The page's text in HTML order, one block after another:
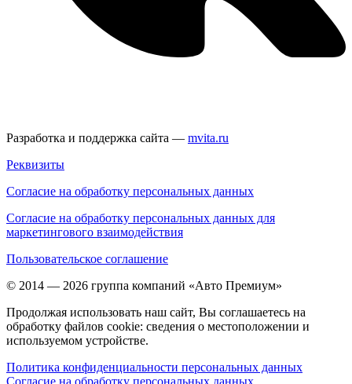
Разработка и поддержка сайта — mvita.ru
Реквизиты
Согласие на обработку персональных данных
Согласие на обработку персональных данных для
маркетингового взаимодействия
Пользовательское соглашение
© 2014 — 2026 группа компаний «Авто Премиум»
Продолжая использовать наш сайт, Вы соглашаетесь на
обработку файлов cookie: сведения о местоположении и
используемом устройстве.
Политика конфиденциальности персональных данных
Согласие на обработку персональных данных